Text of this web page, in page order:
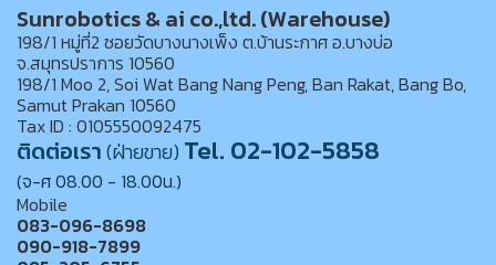
Sunrobotics & ai co.,ltd. (Warehouse)
198/1 หมู่ที่2 ซอยวัดบางนางเพ็ง ต.บ้านระกาศ อ.บางบ่อ
จ.สมุทรปราการ 10560
198/1 Moo 2, Soi Wat Bang Nang Peng, Ban Rakat, Bang Bo,
Samut Prakan 10560
Tax ID : 0105550092475
ติดต่อเรา(ฝ่ายขาย) Tel. 02-102-5858
(จ-ศ 08.00 - 18.00น.)
Mobile
083-096-8698
090-918-7899